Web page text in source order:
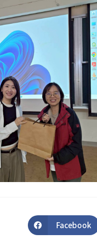
Opens
in
Facebook